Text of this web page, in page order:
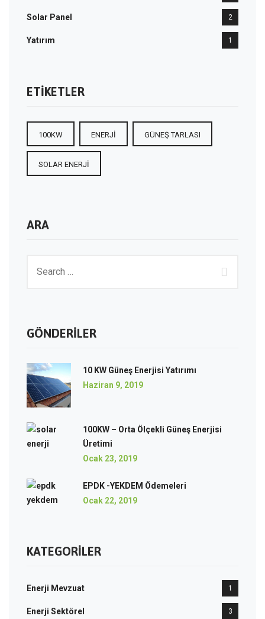
Solar Panel 2
Yatırım 1
ETIKETLER
100KW ENERJI GÜNEŞ TARLASI
SOLAR ENERJI
ARA
GÖNDERILER
10 KW Güneş Enerjisi Yatırımı
Haziran 9, 2019
100KW – Orta Ölçekli Güneş Enerjisi
Üretimi
Ocak 23, 2019
EPDK -YEKDEM Ödemeleri
Ocak 22, 2019
KATEGORILER
Enerji Mevzuat 1
Enerji Sektörel 3